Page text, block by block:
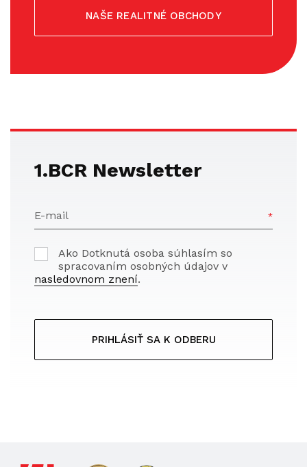
NAŠE REALITNÉ OBCHODY
1.BCR Newsletter
E-mail
Ako Dotknutá osoba súhlasím so
spracovaním osobných údajov v
nasledovnom znení.
PRIHLÁSIŤ SA K ODBERU